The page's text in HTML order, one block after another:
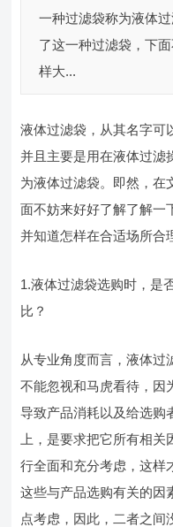
一种过滤袋称为液体
了这一种过滤袋，下
样大...
液体过滤袋，从其名字可
并且主要是用在液体过滤
为液体过滤袋。即然，在
面不妨来好好了解了解一
并知道怎样在合适场所合
1.液体过滤袋选购时，是
比？
从专业角度而言，液体过
不能忽视和马虎看待，因
导致产品消耗以及给选购
上，是要求把它所有相
行全面和充分考虑，这样
这些与产品选购有关的因
点考虑，因此，二者之间